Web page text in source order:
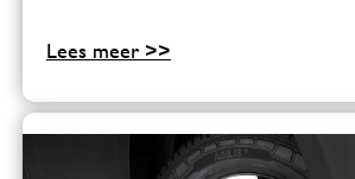
Lees meer >>